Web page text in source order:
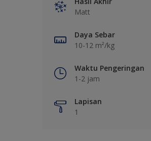
Matt
Daya Sebar
10-12 m²/kg
Waktu Pengeringan
1-2 jam
Lapisan
1